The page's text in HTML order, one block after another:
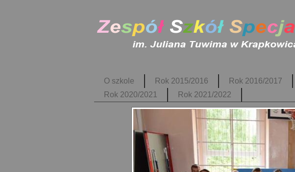
O szkole Rok 2015/2016 Rok 2016/2017
Rok 2020/2021
Rok 2021/2022